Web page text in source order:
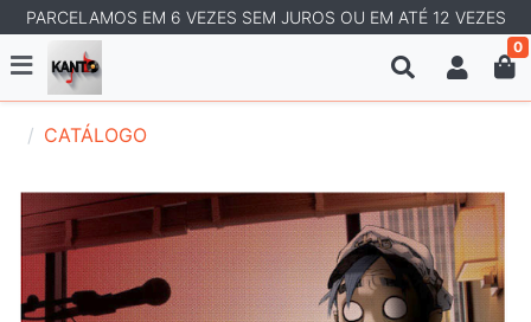
PARCELAMOS EM 6 VEZES SEM JUROS OU EM ATÉ 12 VEZES
0
CATÁLOGO